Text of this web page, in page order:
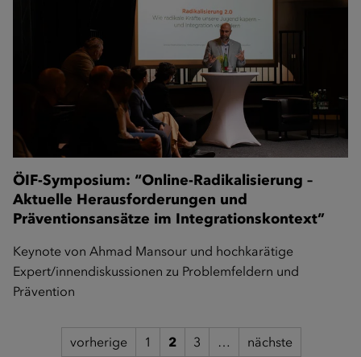
ÖIF-Symposium: “Online-Radikalisierung –
Aktuelle Herausforderungen und
Präventionsansätze im Integrationskontext”
Keynote von Ahmad Mansour und hochkarätige
Expert/innendiskussionen zu Problemfeldern und
Prävention
vorherige 1 2 3 … nächste